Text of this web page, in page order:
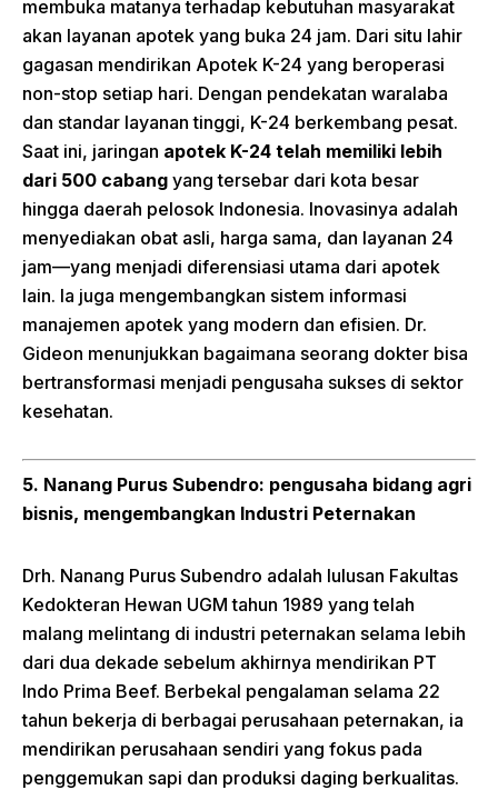
membuka matanya terhadap kebutuhan masyarakat
akan layanan apotek yang buka 24 jam. Dari situ lahir
gagasan mendirikan Apotek K-24 yang beroperasi
non-stop setiap hari. Dengan pendekatan waralaba
dan standar layanan tinggi, K-24 berkembang pesat.
Saat ini, jaringan apotek K-24 telah memiliki lebih
dari 500 cabang yang tersebar dari kota besar
hingga daerah pelosok Indonesia. Inovasinya adalah
menyediakan obat asli, harga sama, dan layanan 24
jam—yang menjadi diferensiasi utama dari apotek
lain. Ia juga mengembangkan sistem informasi
manajemen apotek yang modern dan efisien. Dr.
Gideon menunjukkan bagaimana seorang dokter bisa
bertransformasi menjadi pengusaha sukses di sektor
kesehatan.
5. Nanang Purus Subendro: pengusaha bidang agri
bisnis, mengembangkan Industri Peternakan
Drh. Nanang Purus Subendro adalah lulusan Fakultas
Kedokteran Hewan UGM tahun 1989 yang telah
malang melintang di industri peternakan selama lebih
dari dua dekade sebelum akhirnya mendirikan PT
Indo Prima Beef. Berbekal pengalaman selama 22
tahun bekerja di berbagai perusahaan peternakan, ia
mendirikan perusahaan sendiri yang fokus pada
penggemukan sapi dan produksi daging berkualitas.